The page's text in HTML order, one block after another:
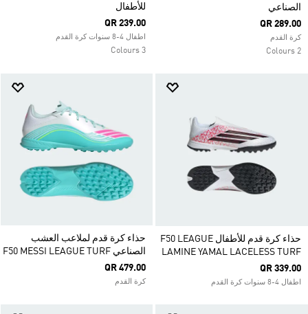
الصناعي
QR 289.00
كرة القدم
2 Colours
للأطفال
QR 239.00
اطفال 4-8 سنوات كرة القدم
3 Colours
حذاء كرة قدم للأطفال F50 LEAGUE
LAMINE YAMAL LACELESS TURF
QR 339.00
اطفال 4-8 سنوات كرة القدم
حذاء كرة قدم لملاعب العشب
الصناعي F50 MESSI LEAGUE TURF
QR 479.00
كرة القدم